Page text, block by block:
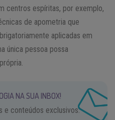
centros espíritas, por exemplo,
de apometria que
aplicadas em
única pessoa possa
NA SUA INBOX!
e conteúdos exclusivos.